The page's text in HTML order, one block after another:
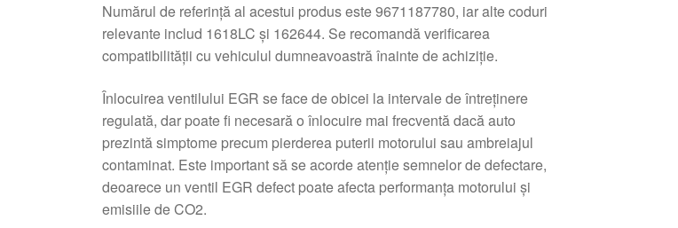
Numărul de referință al acestui produs este 9671187780, iar alte coduri
relevante includ 1618LC și 162644. Se recomandă verificarea
compatibilității cu vehiculul dumneavoastră înainte de achiziție.
Înlocuirea ventilului EGR se face de obicei la intervale de întreținere
regulată, dar poate fi necesară o înlocuire mai frecventă dacă auto
prezintă simptome precum pierderea puterii motorului sau ambreiajul
contaminat. Este important să se acorde atenție semnelor de defectare,
deoarece un ventil EGR defect poate afecta performanța motorului și
emisiile de CO2.